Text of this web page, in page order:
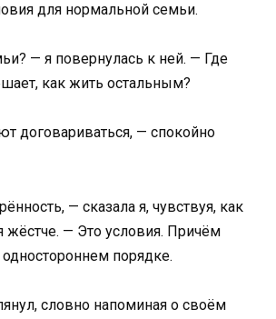
для нормальной семьи.
— я повернулась к ней. — Где
как жить остальным?
договариваться, — спокойно
— сказала я, чувствуя, как
жёстче. — Это условия. Причём
порядке.
словно напоминая о своём